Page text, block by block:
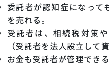
委託者が認知症になって
を売れる。
受託者は、相続税対策
（受託者を法人設立して
お金も受託者が管理できる